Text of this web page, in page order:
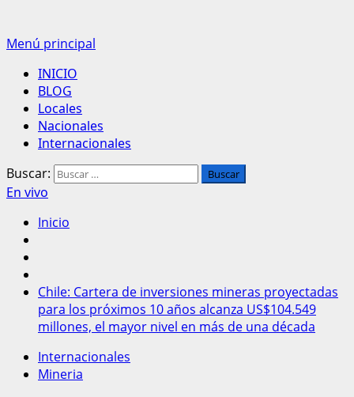
Menú principal
INICIO
BLOG
Locales
Nacionales
Internacionales
Buscar:
En vivo
Inicio
Chile: Cartera de inversiones mineras proyectadas
para los próximos 10 años alcanza US$104.549
millones, el mayor nivel en más de una década
Internacionales
Mineria